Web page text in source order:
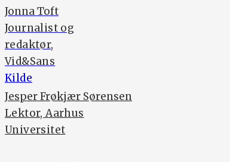
Jonna Toft
Journalist og
redaktør,
Vid&Sans
Kilde
Jesper Frøkjær Sørensen
Lektor, Aarhus
Universitet